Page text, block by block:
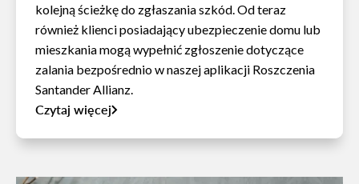
kolejną ścieżkę do zgłaszania szkód. Od teraz
również klienci posiadający ubezpieczenie domu lub
mieszkania mogą wypełnić zgłoszenie dotyczące
zalania bezpośrednio w naszej aplikacji Roszczenia
Santander Allianz.
Czytaj więcej